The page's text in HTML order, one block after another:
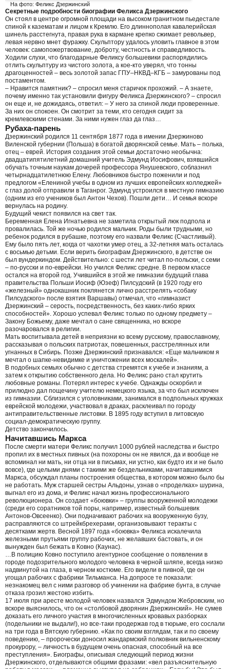
На фото: Феликс Дзержинский
Секретные подробности биографии Феликса Дзержинского
Oн стоял в центре огромной площади на высоком гранитном пьедестале
спиной к казематам и лицом к Кремлю. Его длиннополая кавалерийская
шинель расстегнута, правая рука в кармане крепко сжимает револьвер,
левая нервно мнет фуражку. Скульптору удалось уловить главное в этом
человек: самопожертвование, доброту, честность и справедливость.
Ходили слухи, что благодарные Феликсу большевики распорядились
отлить скульптуру из чистого золота, а кое-кто уверял, что тонны
драгоценностей – весь золотой запас ГПУ–НКВД–КГБ – замурованы под
постаментом.
– Нравится памятник? – спросил меня старичок прохожий. – А знаете,
почему именно так установили фигуру Феликса Дзержинского? – спросил
он еще и, не дожидаясь, ответил: – У него за спиной люди проверенные.
За них он спокоен. Он смотрит за теми, кто сегодня сидит за
кремлевскими стенами. За ними нужен глаз да глаз…
Рубаха-парень
Дзержинский родился 11 сентября 1877 года в имении Дзержиново
Виленской губернии (Польша) в богатой дворянской семье. Мать – полька,
отец – еврей. История создания этой семьи достаточно необычна:
двадцатипятилетний домашний учитель Эдмунд Иосифович, взявшийся
обучать точным наукам дочерей профессора Янушевского, соблазнил
четырнадцатилетнюю Елену. Любовников быстро поженили и под
предлогом «Елениной учебы в одном из лучших европейских колледжей»
с глаз долой отправили в Таганрог. Эдмунд устроился в местную гимназию
(одним из его учеников был Антон Чехов). Пошли дети… И семья вскоре
вернулась на родину.
Будущий чекист появился на свет так.
Беременная Елена Игнатьевна не заметила открытый люк подпола и
провалилась. Той же ночью родился мальчик. Роды были трудными, но
ребенок родился в рубашке, поэтому его назвали Феликс (Счастливый).
Ему было пять лет, когда от чахотки умер отец, а 32-летняя мать осталась
с восьмью детьми. Если верить биографам Дзержинского, в детстве он
был вундеркиндом. Действительно: с шести лет читал по-польски, с семи
– по-русски и по-еврейски. Но учился Феликс средне. В первом классе
остался на второй год. Учившийся в этой же гимназии будущий глава
правительства Польши Иосиф (Юзеф) Пилсудский (в 1920 году его
«железный» однокашник поклянется лично расстрелять «собаку
Пилсудского» после взятия Варшавы) отмечал, что «гимназист
Дзержинский – серость, посредственность, без каких-либо ярких
способностей». Хорошо успевал Феликс только по одному предмету –
Закону Божьему, даже мечтал о сане священника, но вскоре
разочаровался в религии.
Мать воспитывала детей в неприязни ко всему русскому, православному,
рассказывая о польских патриотах, повешенных, расстрелянных или
угнанных в Сибирь. Позже Дзержинский признавался: «Еще мальчиком я
мечтал о шапке-невидимке и уничтожении всех москалей».
В подобных семьях обычно с детства стремятся к учебе и знаниям, а
затем к открытию собственного дела. Но Феликс рано стал крутить
любовные романы. Потерял интерес к учебе. Однажды оскорбил и
прилюдно дал пощечину учителю немецкого языка, за что был исключен
из гимназии. Сблизился с уголовниками, занимался в подпольных кружках
еврейской молодежи, участвовал в драках, расклеивал по городу
антиправительственные листовки. В 1895 году вступил в литовскую
социал-демократическую группу.
Детство закончилось.
Начитавшись Маркса
После смерти матери Феликс получил 1000 рублей наследства и быстро
пропил их в местных пивных (на похороны он не явился, да и вообще не
вспоминал ни мать, ни отца ни в письмах, ни устно, как будто их и не было
вовсе), где целыми днями с такими же бездельниками, начитавшимися
Маркса, обсуждал планы построения общества, в котором можно было бы
не работать. Муж старшей сестры Альдоны, узнав о «проделках» шурина,
выгнал его из дома, и Феликс начал жизнь профессионального
революционера. Он создает «боювки» – группы вооруженной молодежи
(среди его соратников той поры, например, известный большевик
Антонов-Овсеенко). Они подначивают рабочих на вооруженную бузу,
расправляются со штрейкбрехерами, организовывают теракты с
десятками жертв. Весной 1897 года «боювка» Феликса искалечила
железными прутьями группу рабочих, не желавших бастовать, и он
вынужден был бежать в Ковно (Каунас).
…В полицию Ковно поступило агентурное сообщение о появлении в
городе подозрительного молодого человека в черной шляпе, всегда низко
надвинутой на глаза, в черном костюме. Его видели в пивной, где он
угощал рабочих с фабрики Тильманса. На допросе те показали:
незнакомец вел с ними разговор об учинении на фабрике бунта, в случае
отказа грозил жестоко избить.
17 июля при аресте молодой человек назвался Эдмундом Жебровским, но
вскоре выяснилось, что он «столбовой дворянин Дзержинский». Не сумев
доказать его личного участия в многочисленных кровавых разборках
(подельники не выдали!), но все-таки продержав год в тюрьме, его сослали
на три года в Вятскую губернию. «Как по своим взглядам, так и по своему
поведению, – пророчески доносил жандармский полковник вильненскому
прокурору, – личность в будущем очень опасная, способный на все
преступления». Биографы, описывая следующий период жизни
Дзержинского, отделываются общими фразами: «вел разъяснительную